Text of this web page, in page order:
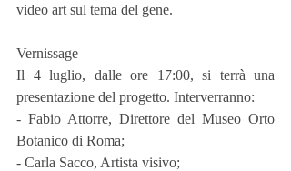
video art sul tema del gene.
Vernissage
Il 4 luglio, dalle ore 17:00, si terrà una
presentazione del progetto. Interverranno:
- Fabio Attorre, Direttore del Museo Orto
Botanico di Roma;
- Carla Sacco, Artista visivo;